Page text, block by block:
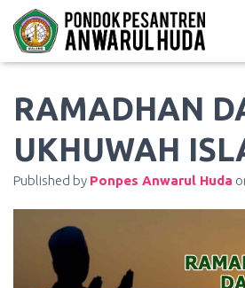
RAMADHAN
UKHUWAH
Published by Ponpes Anwarul Huda